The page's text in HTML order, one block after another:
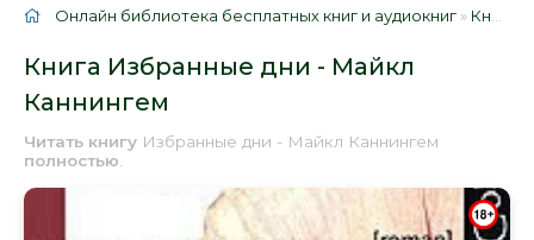
Онлайн библиотека бесплатных книг и аудиокниг » Книги
Книга Избранные дни - Майкл
Каннингем
Читать книгу Избранные дни - Майкл Каннингем
полностью